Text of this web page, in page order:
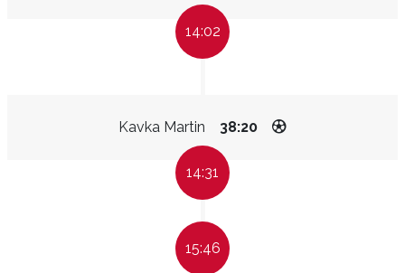
14:02
Kavka Martin 38:20
14:31
15:46